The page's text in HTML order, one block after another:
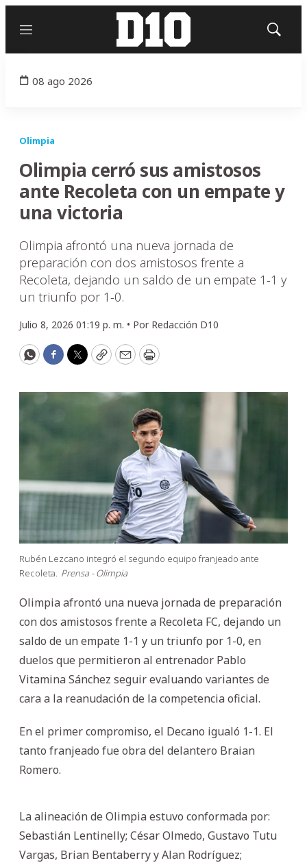
Menú
Mostrar
08 ago 2026
Olimpia
Olimpia cerró sus amistosos
ante Recoleta con un empate y
una victoria
Olimpia afrontó una nueva jornada de
preparación con dos amistosos frente a
Recoleta, dejando un saldo de un empate 1-1 y
un triunfo por 1-0.
Julio 8, 2026 01:19 p. m. • Por Redacción D10
WhatsApp
Facebook
Twitter
CopyEmailPrint
Rubén Lezcano integró el segundo equipo franjeado ante
Recoleta. Prensa - Olimpia
Olimpia afrontó una nueva jornada de preparación
con dos amistosos frente a Recoleta FC, dejando un
saldo de un empate 1-1 y un triunfo por 1-0, en
duelos que permitieron al entrenador Pablo
Vitamina Sánchez seguir evaluando variantes de
cara a la reanudación de la competencia oficial.
En el primer compromiso, el Decano igualó 1-1. El
tanto franjeado fue obra del delantero Braian
Romero.
La alineación de Olimpia estuvo conformada por:
Sebastián Lentinelly; César Olmedo, Gustavo Tutu
Vargas, Brian Bentaberry y Alan Rodríguez;